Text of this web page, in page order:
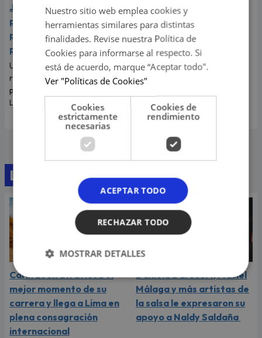
Joven recibe castigo por
parte de su abuela tras
ponerle kétchup a su
pizza
Un joven se ha vuelto viral en
redes sociales tras grabarse
poniéndole kétchup a su pizza.
La más indignada fue su abuela.
Lo último
Carín León atraviesa el
mejor momento de su
carrera y llega a Lima en
plena consagración
internacional
Daniela Darcourt, Masiel
Málaga y más artistas de
la salsa le expresaron su
apoyo a Naldy Saldaña
Nuestro sitio web emplea cookies y
herramientas similares para distintas
finalidades. Revise nuestra Política de
Cookies para informarse al respecto. Si
está de acuerdo, marque “Aceptar todo".
Ver "Políticas de Cookies"
Cookies
estrictamente
necesarias
Cookies de
rendimiento
ACEPTAR TODO
RECHAZAR TODO
MOSTRAR DETALLES